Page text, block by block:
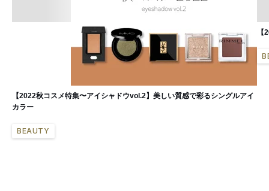
【2022秋コスメ特集〜アイシャドウvol.2】美しい質感で彩るシングルアイ
カラー
BEAUTY